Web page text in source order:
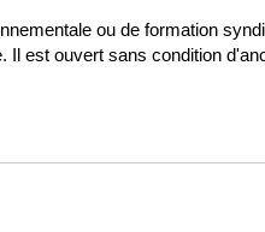
ou de formation
est ouvert sans condition